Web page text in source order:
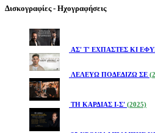
Δισκογραφίες - Ηχογραφήσεις
ΑΣ' Τ' ΕΧΠΑΣΤΕΣ ΚΙ
ΛΕΛΕΥΩ ΠΟΔΕΔΙΖΩ ΣΕ
ΤΗ ΚΑΡΔΙΑΣ Ι-Σ' (2025)